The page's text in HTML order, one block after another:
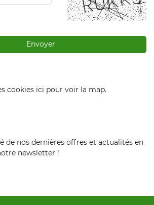
Restez
Envoyer
cookies ici pour voir la map.
de nos dernières offres et actualités en
newsletter !